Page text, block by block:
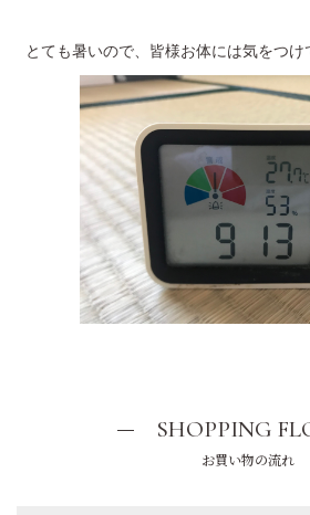
とても暑いので、皆様お体には気をつけ
SHOPPING
お買い物の流れ